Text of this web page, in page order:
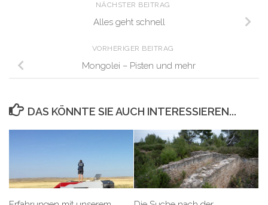
NÄCHSTER BEITRAG
Alles geht schnell
VORHERIGER BEITRAG
Mongolei – Pisten und mehr
DAS KÖNNTE SIE AUCH INTERESSIEREN...